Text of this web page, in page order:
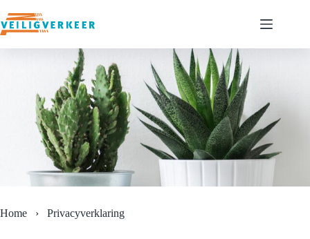
naar
de
Home › Privacyverklaring